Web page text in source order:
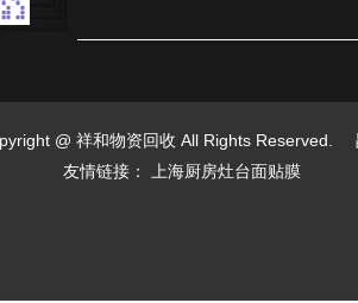
@ 祥和物资回收 All Rights Reserved.
友情链接：
上海厨房灶台面贴膜